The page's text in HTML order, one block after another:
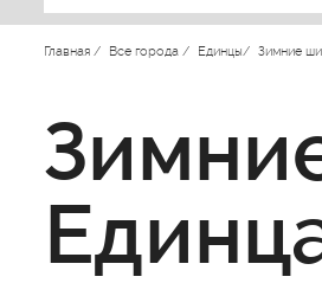
Главная / Все города / Единцы/ Зимние